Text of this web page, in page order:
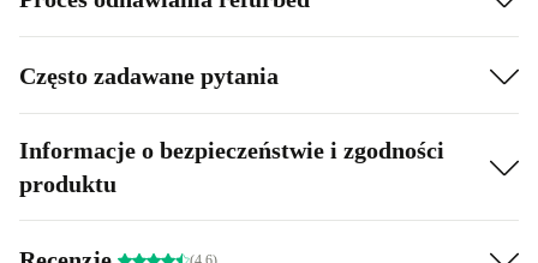
Często zadawane pytania
Informacje o bezpieczeństwie i zgodności
produktu